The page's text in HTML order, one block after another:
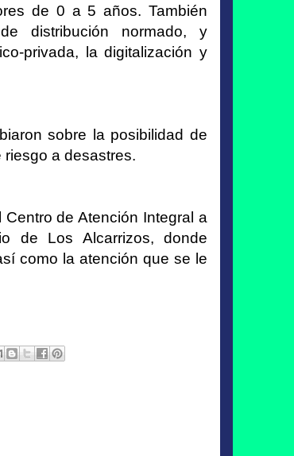
de 0 a 5 años. También
distribución normado, y
privada, la digitalización y
sobre la posibilidad de
a desastres.
de Atención Integral a
de Los Alcarrizos, donde
como la atención que se le